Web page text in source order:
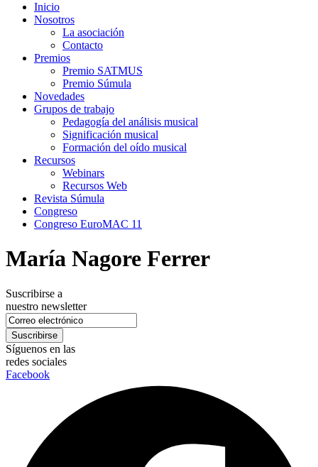
Inicio
Nosotros
La asociación
Contacto
Premios
Premio SATMUS
Premio Súmula
Novedades
Grupos de trabajo
Pedagogía del análisis musical
Significación musical
Formación del oído musical
Recursos
Webinars
Recursos Web
Revista Súmula
Congreso
Congreso EuroMAC 11
María Nagore Ferrer
Suscribirse a
nuestro newsletter
Síguenos en las
redes sociales
Facebook